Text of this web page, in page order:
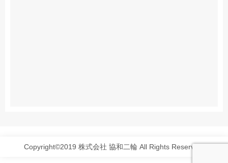
Copyright©2019 株式会社 協和二輪 All Rights Reserved.